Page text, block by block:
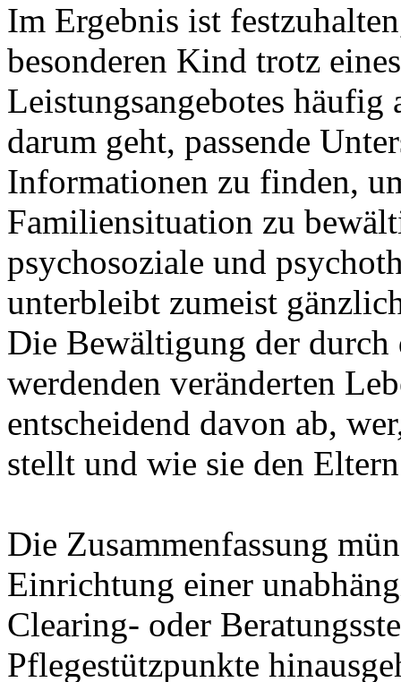
Im Ergebnis ist
besonderen Kind trotz
Leistungsangebotes häufig
darum geht, passende
Informationen zu finden,
Familiensituation zu
psychosoziale und
unterbleibt zumeist
Die Bewältigung der
werdenden veränderten
entscheidend davon ab,
stellt und wie sie den
Die Zusammenfassung
Einrichtung einer
Clearing- oder
Pflegestützpunkte